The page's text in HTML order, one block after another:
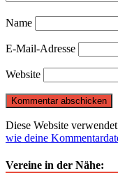
Name
E-Mail-Adresse
Website
Diese Website
wie deine
Vereine in der Nähe: